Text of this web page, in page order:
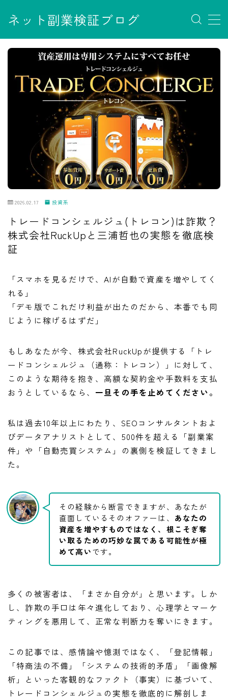
ネット副業検証ブログ
MENU
お問い合わせ
サイトマップ
デモプリセット記事 #7
デモプリセット記事 Part07
フロントページ
プライバシーポリシー
免責事項
利用規約／特定商取引法に基づく表記
有料記事の決済完了ページ
運営者情報
2026.02.17 投資系
トレードコンシェルジュ(トレコン)は詐欺？
株式会社RuckUpと三浦哲也の実態を徹底検
証
「スマホを見るだけで、AIが自動で資産を増やしてく
れる」
「デモ版でこれだけ利益が出たのだから、本番でも同
じように稼げるはずだ」
もしあなたが今、株式会社RuckUpが提供する「トレ
ードコンシェルジュ（通称：トレコン）」に対して、
このような期待を抱き、高額な契約金や手数料を支払
おうとしているなら、 一旦その手を止めてください。
私は過去10年以上にわたり、SEOコンサルタントおよ
びデータアナリストとして、500件を超える「副業案
件」や「自動売買システム」の裏側を検証してきまし
た。
その経験から断言できますが、あなたが
直面しているそのオファーは、 あなたの
資産を増やすものではなく、根こそぎ奪
い取るための巧妙な罠である可能性が極
めて高いです。
多くの被害者は、「まさか自分が」と思います。しか
し、詐欺の手口は年々進化しており、心理学とマーケ
ティングを悪用して、正常な判断力を奪いにきます。
この記事では、感情論や憶測ではなく、「登記情報」
「特商法の不備」「システムの技術的矛盾」「画像解
析」といった客観的なファクト（事実）に基づいて、
トレードコンシェルジュの実態を徹底的に解剖しま